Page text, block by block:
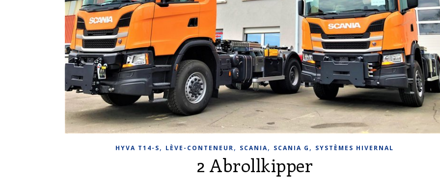
HYVA T14-S, LÈVE-CONTENEUR, SCANIA, SCANIA G , SYSTÈMES HIVERNAL
2 Abrollkipper